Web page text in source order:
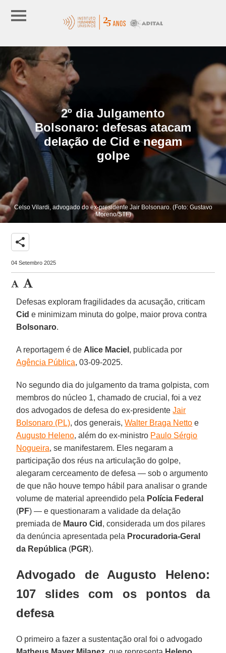
2º dia Julgamento
Bolsonaro: defesas atacam
delação de Cid e negam
golpe
Celso Vilardi, advogado do ex-presidente Jair Bolsonaro. (Foto: Gustavo
Moreno/STF)
share
04 Setembro 2025
Defesas exploram fragilidades da acusação, criticam
Cid e minimizam minuta do golpe, maior prova contra
Bolsonaro.
A reportagem é de Alice Maciel , publicada por
Agência Pública, 03-09-2025.
No segundo dia do julgamento da trama golpista, com
membros do núcleo 1, chamado de crucial, foi a vez
dos advogados de defesa do ex-presidenteJair
Bolsonaro (PL), dos generais,Walter Braga Netto e
Augusto Heleno, além do ex-ministro Paulo Sérgio
Nogueira, se manifestarem. Eles negaram a
participação dos réus na articulação do golpe,
alegaram cerceamento de defesa — sob o argumento
de que não houve tempo hábil para analisar o grande
volume de material apreendido pela Polícia Federal
(PF) — e questionaram a validade da delação
premiada de Mauro Cid , considerada um dos pilares
da denúncia apresentada pela Procuradoria-Geral
da República (PGR).
Advogado de Augusto Heleno:
107 slides com os pontos da
defesa
O primeiro a fazer a sustentação oral foi o advogado